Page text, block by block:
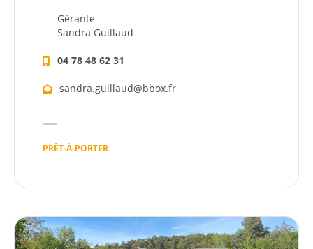
Gérante
Sandra Guillaud
04 78 48 62 31
sandra.guillaud@bbox.fr
PRÊT-À-PORTER